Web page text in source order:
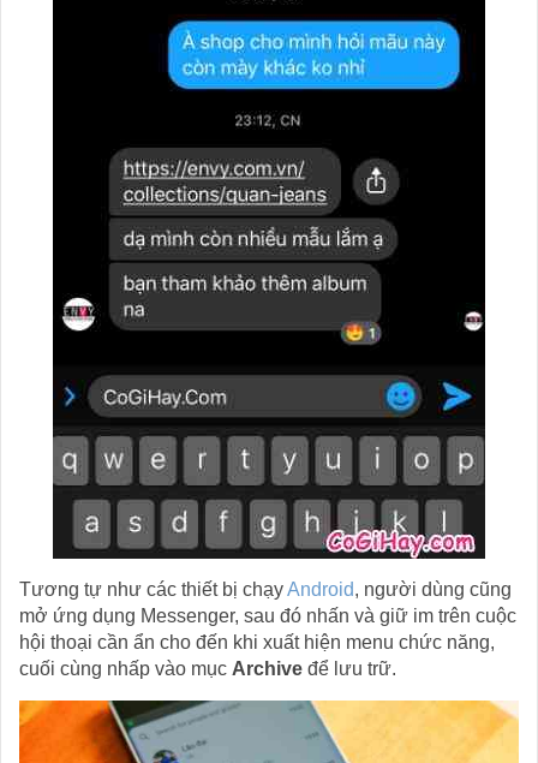
Tương tự như các thiết bị chạyAndroid, người dùng cũng
mở ứng dụng Messenger, sau đó nhấn và giữ im trên cuộc
hội thoại cần ẩn cho đến khi xuất hiện menu chức năng,
cuối cùng nhấp vào mục Archive để lưu trữ.